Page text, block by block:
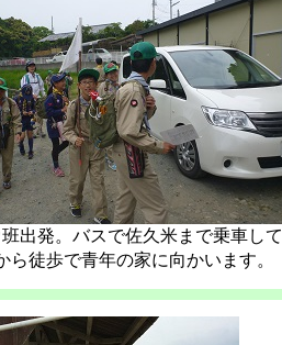
出発。バスで佐久米まで乗車して
ら徒歩で青年の家に向かいます。